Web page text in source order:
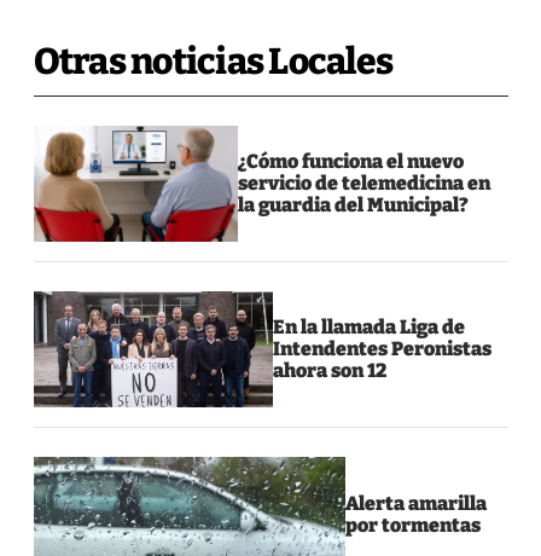
Otras noticias Locales
¿Cómo funciona el nuevo
servicio de telemedicina en
la guardia del Municipal?
En la llamada Liga de
Intendentes Peronistas
ahora son 12
Alerta amarilla
por tormentas